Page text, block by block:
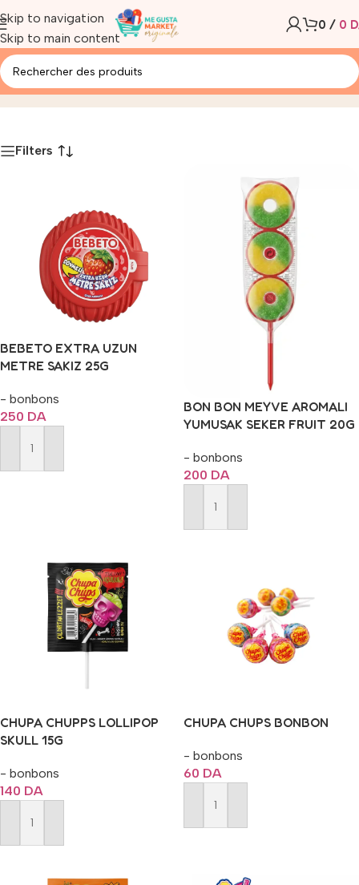
Skip to navigation
Skip to main content
0 / 0
- bonbonsAccueil/Produit
Filters
BEBETO EXTRA UZUN
METRE SAKIZ 25G
- bonbons
250 DA
Ajouter Au Panier
BON BON MEYVE AROMALI
YUMUSAK SEKER FRUIT 20G
- bonbons
200 DA
Ajouter Au Panier
CHUPA CHUPPS LOLLIPOP
SKULL 15G
- bonbons
140 DA
Ajouter Au Panier
CHUPA CHUPS BONBON
- bonbons
60 DA
Ajouter Au Panier